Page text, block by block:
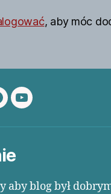
, aby móc
YouTube
aby blog był